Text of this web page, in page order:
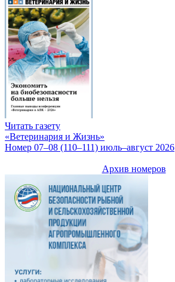
Читать газету
«Ветеринария и Жизнь»
Номер 07–08 (110–111) июль–август 2026
Архив номеров